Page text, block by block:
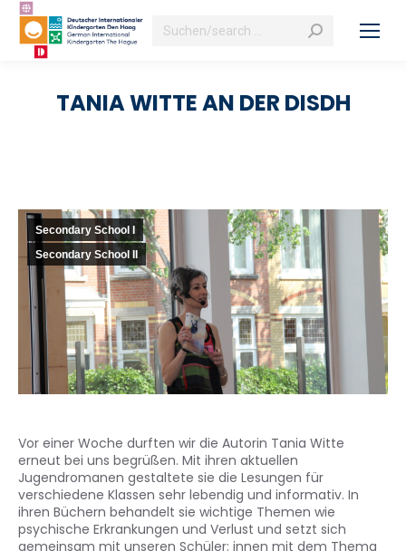
Search:
TANIA WITTE AN DER DISDH
Secondary School I
Secondary School II
Vor einer Woche durften wir die Autorin Tania Witte
erneut bei uns begrüßen. Mit ihren aktuellen
Jugendromanen gestaltete sie die Lesungen für
verschiedene Klassen sehr lebendig und informativ. In
ihren Büchern behandelt sie wichtige Themen wie
psychische Erkrankungen und Verlust und setzt sich
gemeinsam mit unseren Schüler: innen mit dem Thema